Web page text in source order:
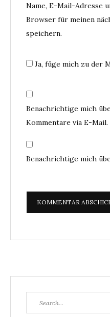
Name, E-Mail-Adresse
Browser für meinen
speichern.
Ja, füge mich zu der
Benachrichtige mich
Kommentare via E-Mail.
Benachrichtige mich
for: